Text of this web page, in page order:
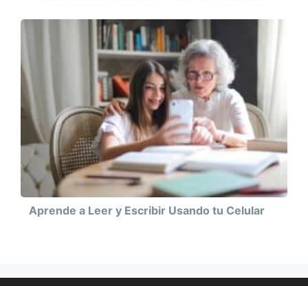
Aprende a Leer y Escribir Usando tu Celular